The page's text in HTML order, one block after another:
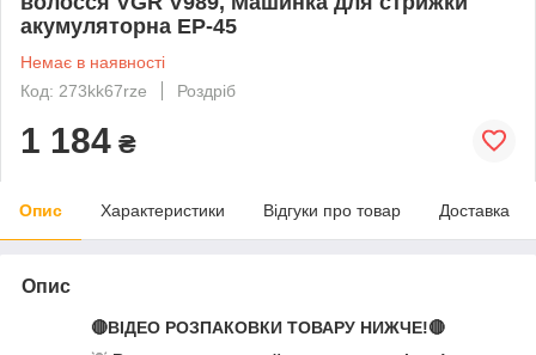
акумуляторна EP-45
Немає в наявності
Код: 273kk67rze
Роздріб
1 184 ₴
Опис Характеристики Відгуки про товар Доставка
Опис
🔴ВІДЕО РОЗПАКОВКИ ТОВАРУ НИЖЧЕ!🔴